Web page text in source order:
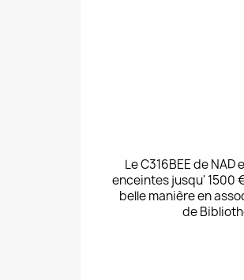
Le C316BEE de
enceintes jusqu' 1500
belle manière en
de